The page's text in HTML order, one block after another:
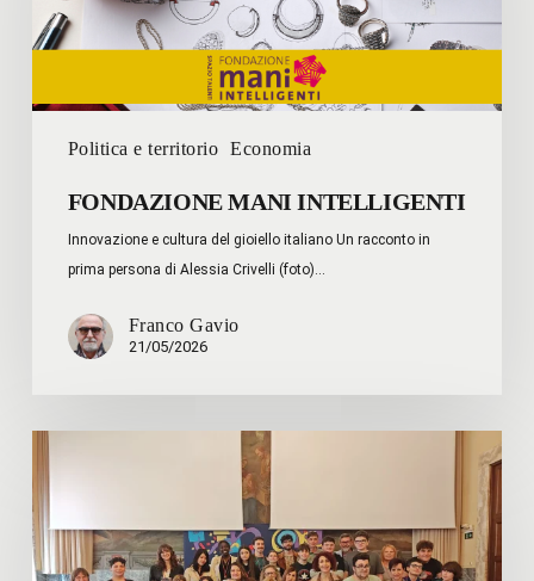
Politica e territorio Economia
FONDAZIONE MANI INTELLIGENTI
Innovazione e cultura del gioiello italiano Un racconto in
prima persona di Alessia Crivelli (foto)…
Franco Gavio
21/05/2026
Dialogo